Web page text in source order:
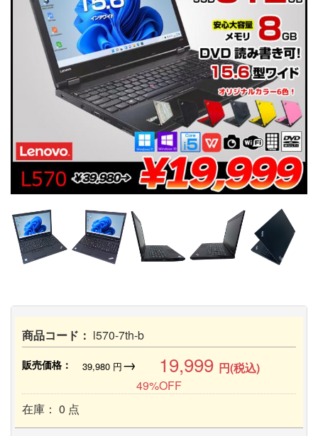
商品コード： l570-7th-b
販売価格： 39,980円→ 19,999 円(税込)
49%OFF
在庫： 0 点